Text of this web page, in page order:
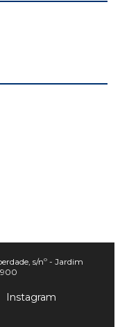
s/nº - Jardim
900
Instagram